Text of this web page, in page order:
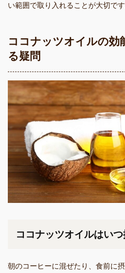
い範囲で取り入れることが大切です
ココナッツオイルの効
る疑問
ココナッツオイルはい
朝のコーヒーに混ぜたり、食前に